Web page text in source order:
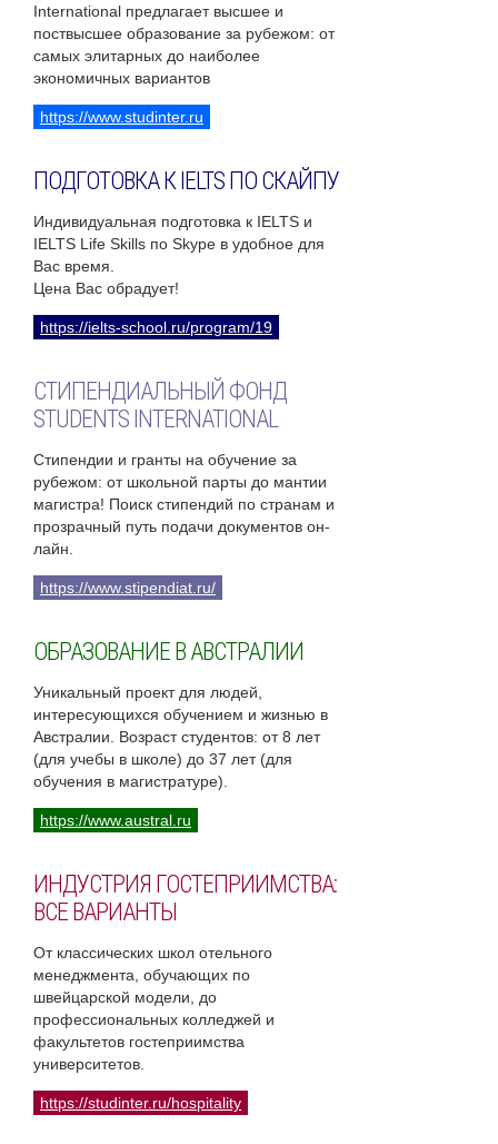
International предлагает высшее и
поствысшее образование за рубежом: от
самых элитарных до наиболее
экономичных вариантов
https://www.studinter.ru
ПОДГОТОВКА К IELTS ПО СКАЙПУ
Индивидуальная подготовка к IELTS и
IELTS Life Skills по Skype в удобное для
Вас время.
Цена Вас обрадует!
https://ielts-school.ru/program/19
СТИПЕНДИАЛЬНЫЙ ФОНД
STUDENTS INTERNATIONAL
Стипендии и гранты на обучение за
рубежом: от школьной парты до мантии
магистра! Поиск стипендий по странам и
прозрачный путь подачи документов он-
лайн.
https://www.stipendiat.ru/
ОБРАЗОВАНИЕ В АВСТРАЛИИ
Уникальный проект для людей,
интересующихся обучением и жизнью в
Австралии. Возраст студентов: от 8 лет
(для учебы в школе) до 37 лет (для
обучения в магистратуре).
https://www.austral.ru
ИНДУСТРИЯ ГОСТЕПРИИМСТВА:
ВСЕ ВАРИАНТЫ
От классических школ отельного
менеджмента, обучающих по
швейцарской модели, до
профессиональных колледжей и
факультетов гостеприимства
университетов.
https://studinter.ru/hospitality